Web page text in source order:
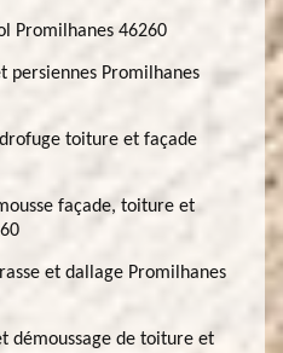
Promilhanes 46260
persiennes Promilhanes
toiture et façade
façade, toiture et
et dallage Promilhanes
démoussage de toiture et